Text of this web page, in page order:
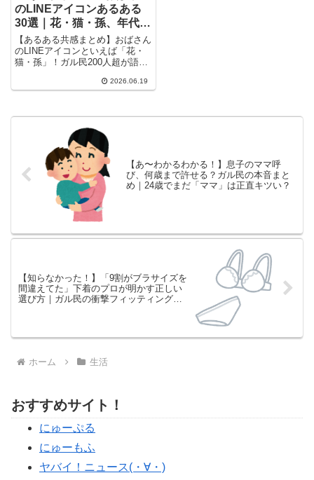
のLINEアイコンあるある
30選｜花・猫・孫、年代別
傾向まとめ
【あるある共感まとめ】おばさん
のLINEアイコンといえば「花・
猫・孫」！ガル民200人超が語る
ペット、40代＝子供）から「自
ト30選を厳選。自分も確実に当
2026.06.19
【あ〜わかるわかる！】息子のママ呼
び、何歳まで許せる？ガル民の本音まと
め｜24歳でまだ「ママ」は正直キツい？
【知らなかった！】「9割がブラサイズを
間違えてた」下着のプロが明かす正しい
選び方｜ガル民の衝撃フィッティング体
ホーム 生活
おすすめサイト！
にゅーぷる
にゅーもふ
ヤバイ！ニュース(・∀・)